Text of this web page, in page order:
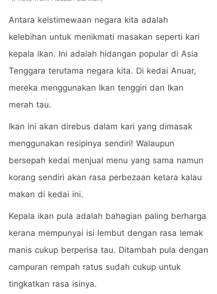
Antara keistimewaan negara kita adalah
kelebihan untuk menikmati masakan seperti kari
kepala ikan. Ini adalah hidangan popular di Asia
Tenggara terutama negara kita. Di kedai Anuar,
mereka menggunakan Ikan tenggiri dan Ikan
merah tau.
Ikan ini akan direbus dalam kari yang dimasak
menggunakan resipinya sendiri! Walaupun
bersepah kedai menjual menu yang sama namun
korang sendiri akan rasa perbezaan ketara kalau
makan di kedai ini.
Kepala ikan pula adalah bahagian paling berharga
kerana mempunyai isi lembut dengan rasa lemak
manis cukup berperisa tau. Ditambah pula dengan
campuran rempah ratus sudah cukup untuk
tingkatkan rasa isinya.